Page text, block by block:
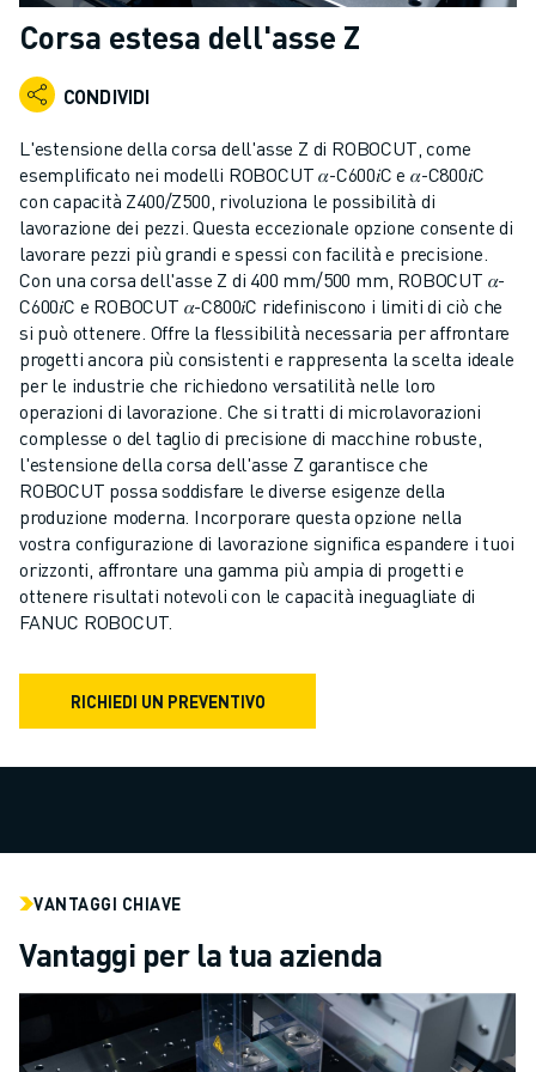
ROBOT INDUSTRIALI
GAMMA ROBOTICA
CONTROLLER PER ROBOT
ACCESSORI PER ROBOT
SOFTWARE ROBOTICO
SOFTWARE DI SIMULAZIONE
PRODOTTI DI ROBOTICA PER EDUCATION
AUTOMAZIONE ROBOTICA
ROBOT DI SALDATURA AD ARCO
ROBOT ANTROPOMORFI
SERIE ARC MATE
SERIE M-900
ROBOT DELTA
ROBOT PER ALIMENTI E CAMERE BIANCHE
ROBOT PER LA VERNICIATURA
ROBOT PER LA PALLETTIZZAZIONE
ROBOT SCARA
CENTRI DI LAVORAZIONE CNC COMPATTI
TROVA ROBODRILL
CENTRI DI LAVORAZIONE CNC COMPATTI ROBODRILL
HARDWARE ROBODRILL
MANUTENZIONE PREVENTIVA DI ROBODRILL
SOSTENIBILITÀ ROBODRILL
TROVA ROBOSHOT
HARDWARE ROBOSHOT
SOFTWARE ROBOSHOT
ROBOSHOT SOSTENIBILITÀ
PACCHETTO ROBOTICA ROBOSHOT
MANUTENZIONE PREVENTIVA DI ROBOSHOT
Corsa estesa dell'asse Z
CONDIVIDI
L'estensione della corsa dell'asse Z di ROBOCUT, come
esemplificato nei modelli ROBOCUT 𝛼-C600𝑖C e 𝛼-C800𝑖C
con capacità Z400/Z500, rivoluziona le possibilità di
lavorazione dei pezzi. Questa eccezionale opzione consente di
lavorare pezzi più grandi e spessi con facilità e precisione.
Con una corsa dell'asse Z di 400 mm/500 mm, ROBOCUT 𝛼-
C600𝑖C e ROBOCUT 𝛼-C800𝑖C ridefiniscono i limiti di ciò che
si può ottenere. Offre la flessibilità necessaria per affrontare
progetti ancora più consistenti e rappresenta la scelta ideale
per le industrie che richiedono versatilità nelle loro
operazioni di lavorazione. Che si tratti di microlavorazioni
complesse o del taglio di precisione di macchine robuste,
l'estensione della corsa dell'asse Z garantisce che
ROBOCUT possa soddisfare le diverse esigenze della
produzione moderna. Incorporare questa opzione nella
vostra configurazione di lavorazione significa espandere i tuoi
orizzonti, affrontare una gamma più ampia di progetti e
ottenere risultati notevoli con le capacità ineguagliate di
FANUC ROBOCUT.
RICHIEDI UN PREVENTIVO
VANTAGGI CHIAVE
Vantaggi per la tua azienda